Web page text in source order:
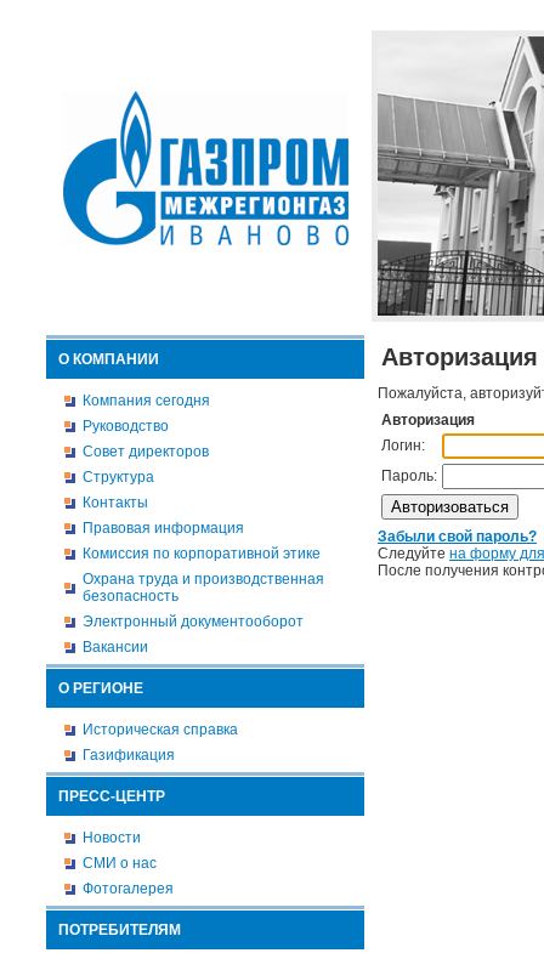
О КОМПАНИИ
Компания сегодня
Руководство
Совет директоров
Структура
Контакты
Правовая информация
Комиссия по корпоративной этике
Охрана труда и производственная
безопасность
Электронный документооборот
Вакансии
О РЕГИОНЕ
Историческая справка
Газификация
ПРЕСС-ЦЕНТР
Новости
СМИ о нас
Фотогалерея
ПОТРЕБИТЕЛЯМ
Авторизация
Пожалуйста,
Авторизация
Логин:
Пароль:
Забыли свой пароль?
Следуйте на форму
После получения